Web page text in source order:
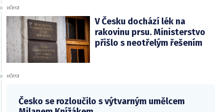
včera
V Česku dochází lék na
rakovinu prsu. Ministerstvo
přišlo s neotřelým řešením
včera
Česko se rozloučilo s výtvarným umělcem